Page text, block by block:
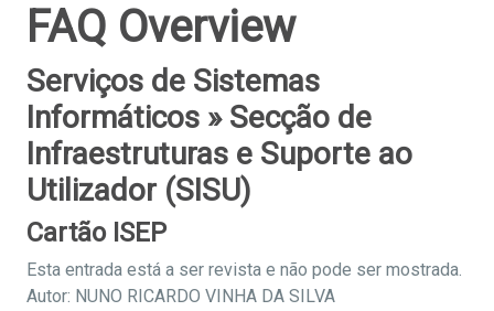
FAQ Overview
Serviços de Sistemas
Informáticos » Secção de
Infraestruturas e Suporte ao
Utilizador (SISU)
Cartão ISEP
Esta entrada está a ser revista e não pode ser mostrada.
Autor: NUNO RICARDO VINHA DA SILVA